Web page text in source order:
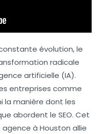
évolution, le
radicale
artificielle (IA).
entreprises comme
la manière dont les
abordent le SEO. Cet
à Houston allie